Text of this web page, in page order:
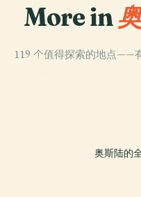
More in
119 个值得探索的地点——
PLACE
奥斯陆的